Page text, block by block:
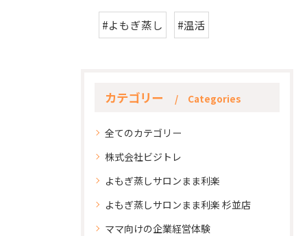
#よもぎ蒸し #温活
カテゴリー Categories
全てのカテゴリー
株式会社ビジトレ
よもぎ蒸しサロンまま利楽
よもぎ蒸しサロンまま利楽 杉並店
ママ向けの企業経営体験